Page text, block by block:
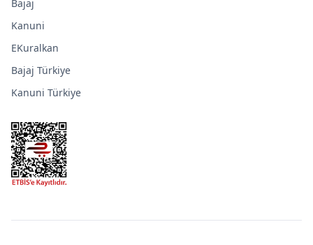
Bajaj
Kanuni
EKuralkan
Bajaj Türkiye
Kanuni Türkiye